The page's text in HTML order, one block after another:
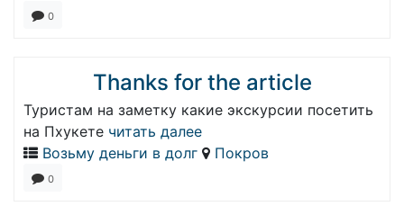
0
Thanks for the article
Туристам на заметку какие экскурсии посетить
на Пхукете читать далее
Возьму деньги в долг
Покров
0